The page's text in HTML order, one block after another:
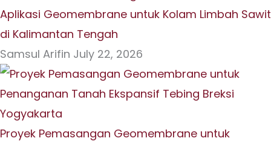
Aplikasi Geomembrane untuk Kolam Limbah Sawit
di Kalimantan Tengah
Samsul Arifin July 22, 2026
Proyek Pemasangan Geomembrane untuk